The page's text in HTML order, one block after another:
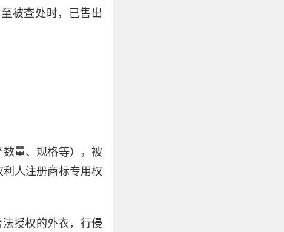
被查处时，已售出
量、规格等），被
利人注册商标专用权
授权的外衣，行侵